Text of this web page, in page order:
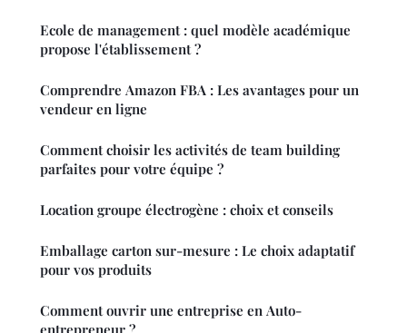
Ecole de management : quel modèle académique
propose l'établissement ?
Comprendre Amazon FBA : Les avantages pour un
vendeur en ligne
Comment choisir les activités de team building
parfaites pour votre équipe ?
Location groupe électrogène : choix et conseils
Emballage carton sur-mesure : Le choix adaptatif
pour vos produits
Comment ouvrir une entreprise en Auto-